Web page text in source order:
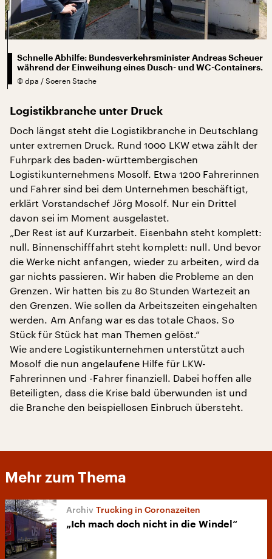
Schnelle Abhilfe: Bundesverkehrsminister Andreas Scheuer
während der Einweihung eines Dusch- und WC-Containers.
© dpa / Soeren Stache
Logistikbranche unter Druck
Doch längst steht die Logistikbranche in Deutschlang
unter extremen Druck. Rund 1000 LKW etwa zählt der
Fuhrpark des baden-württembergischen
Logistikunternehmens Mosolf. Etwa 1200 Fahrerinnen
und Fahrer sind bei dem Unternehmen beschäftigt,
erklärt Vorstandschef Jörg Mosolf. Nur ein Drittel
davon sei im Moment ausgelastet.
„Der Rest ist auf Kurzarbeit. Eisenbahn steht komplett:
null. Binnenschifffahrt steht komplett: null. Und bevor
die Werke nicht anfangen, wieder zu arbeiten, wird da
gar nichts passieren. Wir haben die Probleme an den
Grenzen. Wir hatten bis zu 80 Stunden Wartezeit an
den Grenzen. Wie sollen da Arbeitszeiten eingehalten
werden. Am Anfang war es das totale Chaos. So
Stück für Stück hat man Themen gelöst.“
Wie andere Logistikunternehmen unterstützt auch
Mosolf die nun angelaufene Hilfe für LKW-
Fahrerinnen und -Fahrer finanziell. Dabei hoffen alle
Beteiligten, dass die Krise bald überwunden ist und
die Branche den beispiellosen Einbruch übersteht.
Mehr zum Thema
Trucking in Coronazeiten
„Ich mach doch nicht in die Windel“